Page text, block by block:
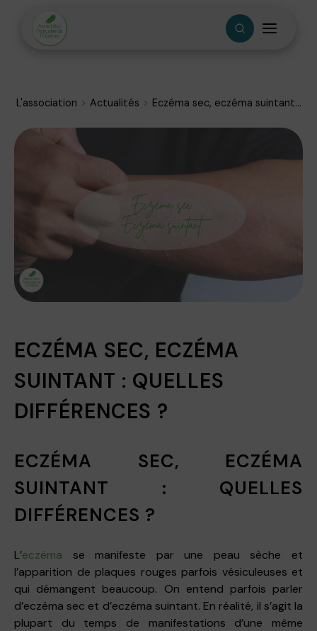
L'association Actualités Eczéma sec, eczéma suintant...
ECZÉMA SEC, ECZÉMA
SUINTANT : QUELLES
DIFFÉRENCES ?
ECZÉMA SEC, ECZÉMA
SUINTANT : QUELLES
DIFFÉRENCES ?
L’eczéma se manifeste par une peau sèche et
l’apparition de plaques rouges parfois vésiculeuses et
qui démangent beaucoup. On entend parfois parler
d’eczéma sec et d’eczéma suintant. En réalité, il s’agit la
plupart du temps de manifestations d’une même